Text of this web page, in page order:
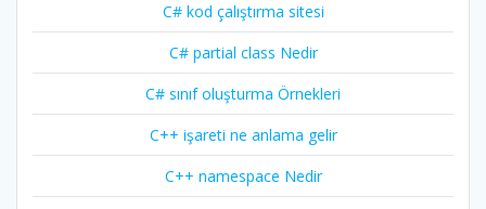
C# kod çalıştırma sitesi
C# partial class Nedir
C# sınıf oluşturma Örnekleri
C++ işareti ne anlama gelir
C++ namespace Nedir